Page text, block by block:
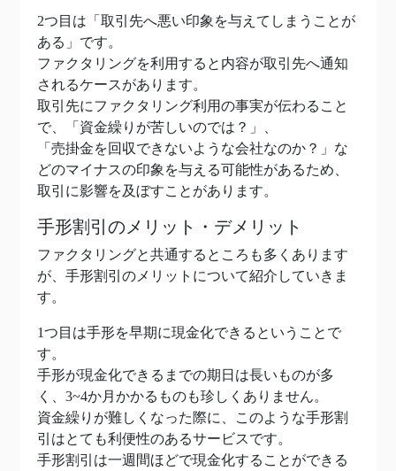
2つ目は「取引先へ悪い印象を与えてしまうことが
ある」です。
ファクタリングを利用すると内容が取引先へ通知
されるケースがあります。
取引先にファクタリング利用の事実が伝わること
で、「資金繰りが苦しいのでは？」、
「売掛金を回収できないような会社なのか？」な
どのマイナスの印象を与える可能性があるため、
取引に影響を及ぼすことがあります。
手形割引のメリット・デメリット
ファクタリングと共通するところも多くあります
が、手形割引のメリットについて紹介していきま
す。
1つ目は手形を早期に現金化できるということで
す。
手形が現金化できるまでの期日は長いものが多
く、3~4か月かかるものも珍しくありません。
資金繰りが難しくなった際に、このような手形割
引はとても利便性のあるサービスです。
手形割引は一週間ほどで現金化することができる